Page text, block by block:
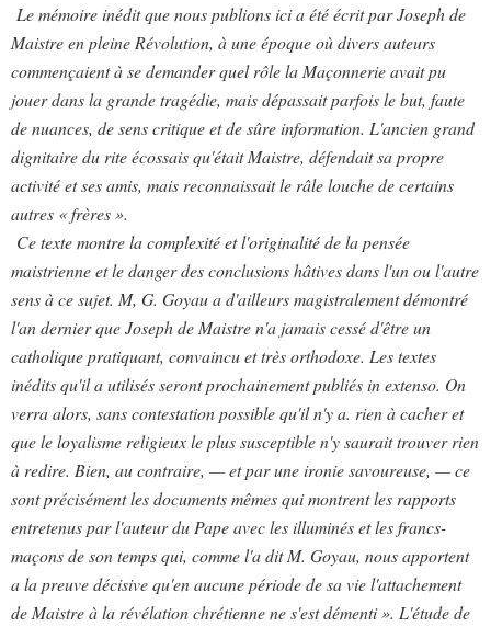
Le mémoire inédit que nous publions ici a été écrit par Joseph de
Maistre en pleine Révolution, à une époque où divers auteurs
commençaient à se demander quel rôle la Maçonnerie avait pu
jouer dans la grande tragédie, mais dépassait parfois le but, faute
de nuances, de sens critique et de sûre information. L'ancien grand
dignitaire du rite écossais qu'était Maistre, défendait sa propre
activité et ses amis, mais reconnaissait le râle louche de certains
autres « frères ».
Ce texte montre la complexité et l'originalité de la pensée
maistrienne et le danger des conclusions hâtives dans l'un ou l'autre
sens à ce sujet. M, G. Goyau a d'ailleurs magistralement démontré
l'an dernier que Joseph de Maistre n'a jamais cessé d'être un
catholique pratiquant, convaincu et très orthodoxe. Les textes
inédits qu'il a utilisés seront prochainement publiés in extenso. On
verra alors, sans contestation possible qu'il n'y a. rien à cacher et
que le loyalisme religieux le plus susceptible n'y saurait trouver rien
à redire. Bien, au contraire, — et par une ironie savoureuse, — ce
sont précisément les documents mêmes qui montrent les rapports
entretenus par l'auteur du Pape avec les illuminés et les francs-
maçons de son temps qui, comme l'a dit M. Goyau, nous apportent
a la preuve décisive qu'en aucune période de sa vie l'attachement
de Maistre à la révélation chrétienne ne s'est démenti ». L'étude de